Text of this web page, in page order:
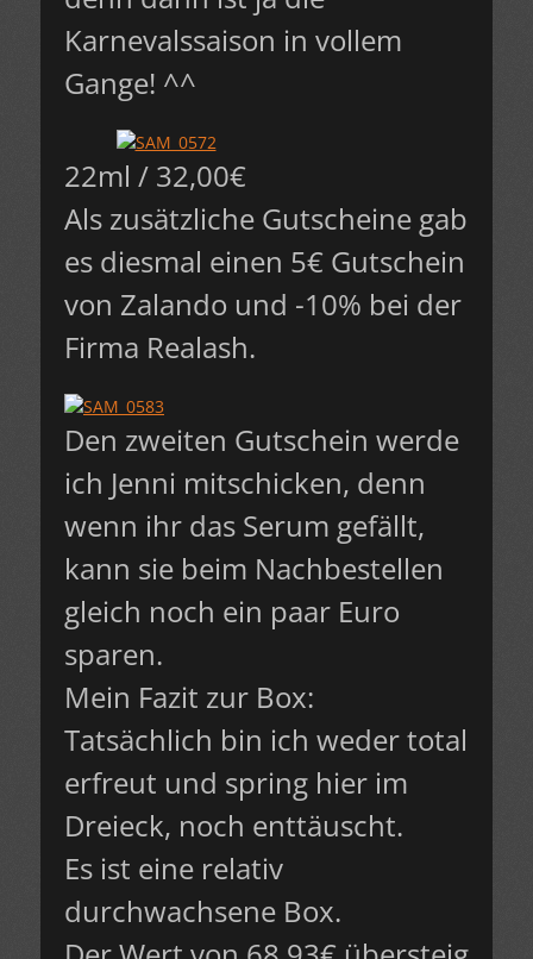
Karnevalssaison in vollem
Gange! ^^
22ml / 32,00€
Als zusätzliche Gutscheine gab
es diesmal einen 5€ Gutschein
von Zalando und -10% bei der
Firma Realash.
Den zweiten Gutschein werde
ich Jenni mitschicken, denn
wenn ihr das Serum gefällt,
kann sie beim Nachbestellen
gleich noch ein paar Euro
sparen.
Mein Fazit zur Box:
Tatsächlich bin ich weder total
erfreut und spring hier im
Dreieck, noch enttäuscht.
Es ist eine relativ
durchwachsene Box.